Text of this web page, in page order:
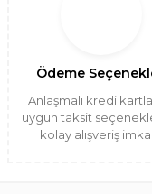
Ödeme
Anlaşmalı kredi
uygun taksit
kolay alışveriş